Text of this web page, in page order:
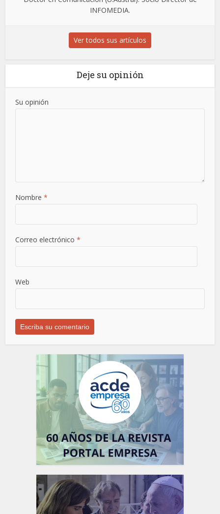
INFOMEDIA.
Ver todos sus artículos
Deje su opinión
Su opinión
Nombre*
Correo electrónico*
Web